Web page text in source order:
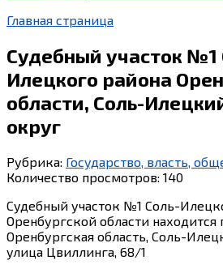
Главная страница
Судебный участок №1
Илецкого района
области, Соль-
округ
Рубрика: Государство, власть,
Количество просмотров: 140
Судебный участок №1 Соль-
Оренбургской области находится
Оренбургская область, Соль-
улица Цвиллинга, 68/1